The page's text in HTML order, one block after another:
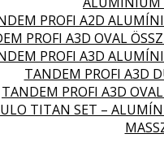
PROFI A2D
PROFI A3D OVAL
PROFI A3D
TANDEM PROFI A3D
TANDEM PROFI A3D
TITAN SET –